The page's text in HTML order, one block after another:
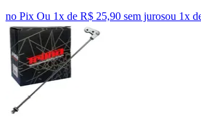
no Pix Ou 1x de R$ 25,90 sem jurosou 1x